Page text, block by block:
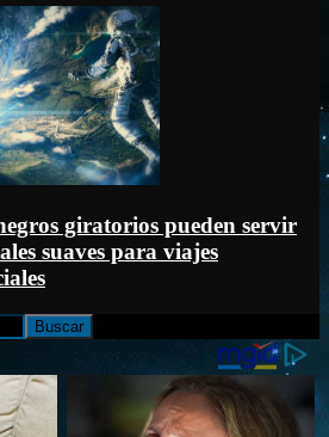
giratorios pueden servir
suaves para viajes